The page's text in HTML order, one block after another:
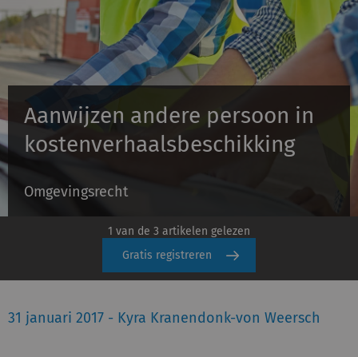
Opleidingen
Juridisch advies
Inloggen
Aanwijzen andere persoon in
kostenverhaalsbeschikking
Omgevingsrecht
1 van de 3 artikelen gelezen
Gratis registreren
31 januari 2017 - Kyra Kranendonk-von Weersch